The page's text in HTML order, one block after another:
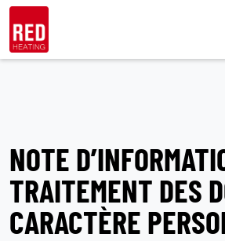
Skip
content
NOTE
TRAITEMENT DES
CARACTÈRE